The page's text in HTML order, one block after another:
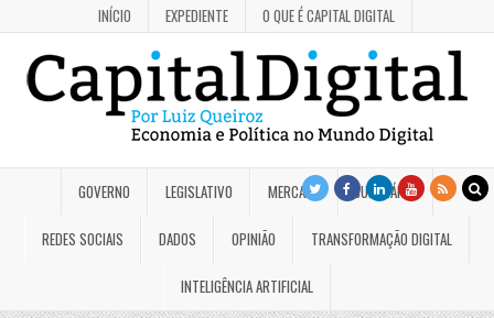
INÍCIO EXPEDIENTE O QUE É CAPITAL DIGITAL
GOVERNO LEGISLATIVO MERCADO JUDICIÁRIO
REDES SOCIAIS DADOS OPINIÃO TRANSFORMAÇÃO DIGITAL
INTELIGÊNCIA ARTIFICIAL